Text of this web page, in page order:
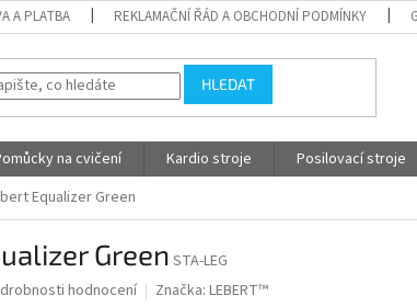
A PLATBA REKLAMAČNÍ ŘÁD A OBCHODNÍ PODMÍNKY
HLEDAT
na cvičení Kardio stroje Posilovací stroje
Equalizer Green
Green STA-LEG
hodnocení Značka: LEBERT™